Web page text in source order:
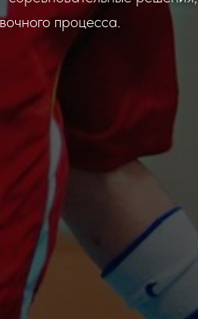
процесса.